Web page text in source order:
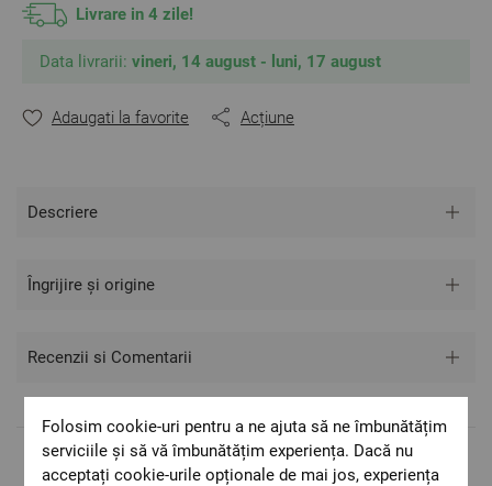
Livrare in 4 zile!
Data livrarii: vineri, 14 august - luni, 17 august
Adaugati la favorite Acțiune
Descriere
Îngrijire și origine
Recenzii si Comentarii
Livrare rapida
Folosim cookie-uri pentru a ne ajuta să ne îmbunătățim
serviciile și să vă îmbunătățim experiența. Dacă nu
acceptați cookie-urile opționale de mai jos, experiența